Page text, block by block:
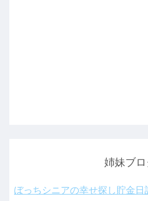
姉妹ブ
ぼっちシニアの幸せ探し貯金